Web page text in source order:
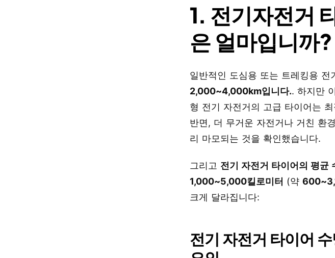
1. 전기자전거
은 얼마입니까?
일반적인 도심용 또는 트레킹용
2,000~4,000km입니다.. 하지만
형 전기 자전거의 고급 타이어는
반면, 더 무거운 자전거나 거친 환
리 마모되는 것을 확인했습니다.
그리고 전기 자전거 타이어의 평균
1,000~5,000킬로미터 (약
크게 달라집니다:
전기 자전거 타이어